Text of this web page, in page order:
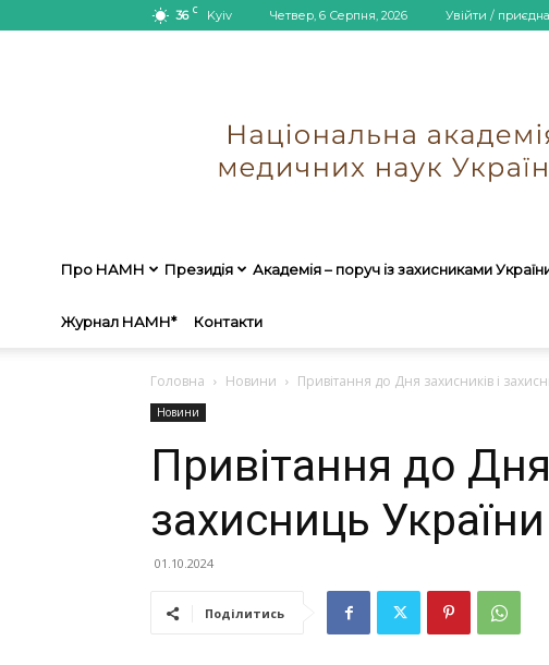
36 C Kyiv Четвер, 6 Серпня, 2026 Увійти /
Про НАМН Президія Академія – поруч із захисниками
Журнал НАМН* Контакти
Головна Новини Привітання до Дня захисників і
Новини
Привітання до Дня
захисниць України
01.10.2024
Поділитись